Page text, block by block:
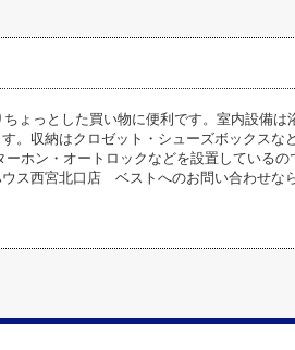
ょっとした買い物に便利です。室内設備は
。収納はクロゼット・シューズボックスな
ホン・オートロックなどを設置しているの
ス西宮北口店 ベストへのお問い合わせな